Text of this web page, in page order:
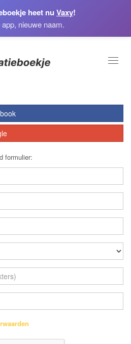
heet nu Vaxy!
nieuwe naam.
formulier: